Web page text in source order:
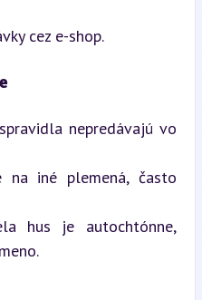
cez e-shop.
nepredávajú vo
na iné plemená, často
hus je autochtónne,